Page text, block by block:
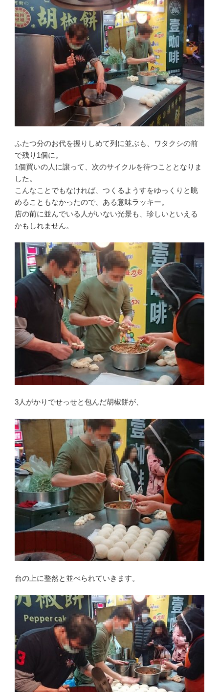
ふたつ分のお代を握りしめて列に並ぶも、ワタクシの前
で残り1個に。
1個買いの人に譲って、次のサイクルを待つこととなりま
した。
こんなことでもなければ、つくるようすをゆっくりと眺
めることもなかったので、ある意味ラッキー。
店の前に並んでいる人がいない光景も、珍しいといえる
かもしれません。
3人がかりでせっせと包んだ胡椒餅が、
台の上に整然と並べられていきます。